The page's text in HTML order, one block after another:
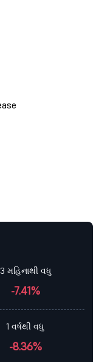
3 મહિનાથી વધુ
-7.41%
1 વર્ષથી વધુ
-8.36%